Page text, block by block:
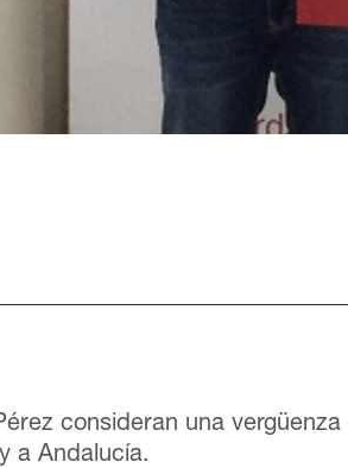
consideran una
a Andalucía.